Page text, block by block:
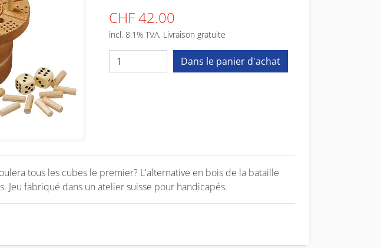
CHF 42.00
incl. 8.1% TVA, Livraison gratuite
tous les cubes le premier? L'alternative en bois de la bataille
Jeu fabriqué dans un atelier suisse pour handicapés.